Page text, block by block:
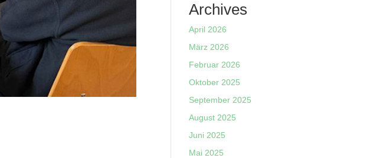
Archives
April 2026
März 2026
Februar 2026
Oktober 2025
September 2025
August 2025
Juni 2025
Mai 2025